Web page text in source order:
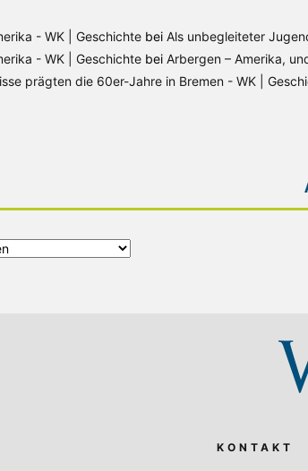
- WK | Geschichte bei Als unbegleiteter
- WK | Geschichte bei Arbergen – Amerika,
prägten die 60er-Jahre in Bremen - WK |
KONTAKT